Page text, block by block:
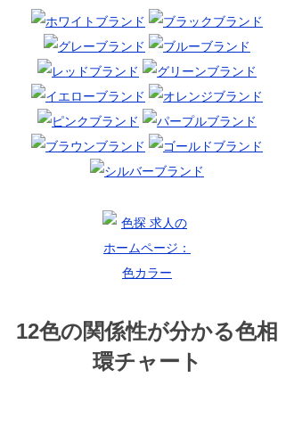
12色の関係性が分かる色相
環チャート